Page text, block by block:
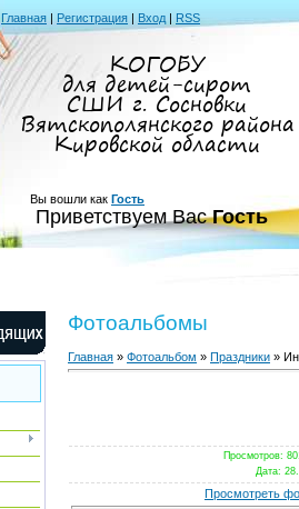
Главная | Регистрация | Вход | RSS
КОГОБУ
для детей-сирот
СШИ г. Сосновки
Вятскополянского района
Кировской области
Вы вошли как Гость
Приветствуем Вас Гость
Фотоальбомы
Главная » Фотоальбом » Праздники »
Просмотров:
Дата:
Просмотреть